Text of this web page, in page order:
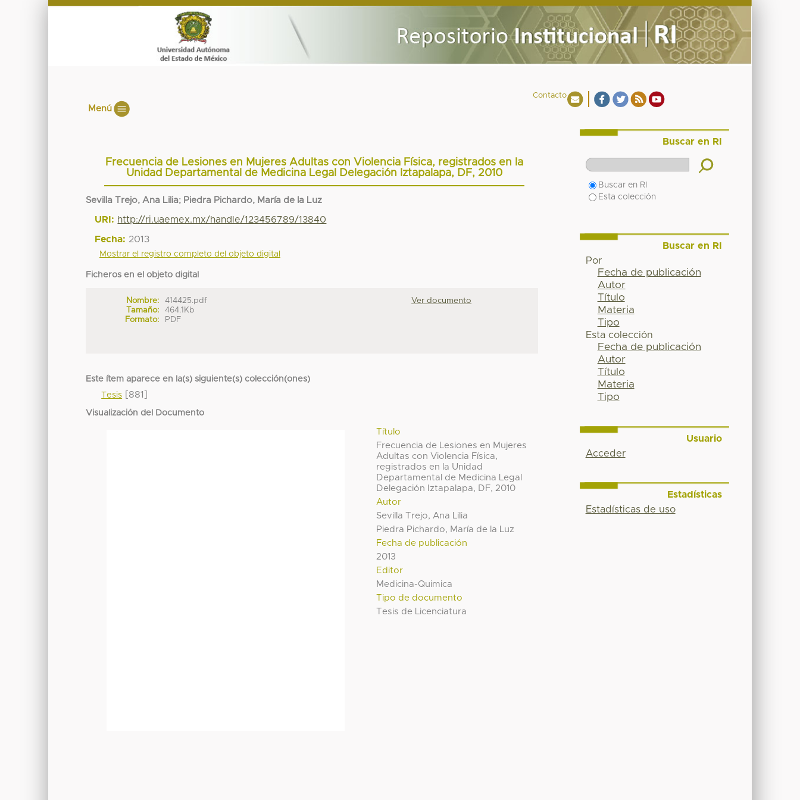
Contacto
Menú
Frecuencia de Lesiones en Mujeres Adultas con Violencia Física, registrados en la
Unidad Departamental de Medicina Legal Delegación Iztapalapa, DF, 2010
Sevilla Trejo, Ana Lilia; Piedra Pichardo, María de la Luz
URI: http://ri.uaemex.mx/handle/123456789/13840
Fecha: 2013
Mostrar el registro completo del objeto digital
Ficheros en el objeto digital
Nombre:
414425.pdf
Tamaño:
464.1Kb
Formato:
PDF
Ver documento
Este ítem aparece en la(s) siguiente(s) colección(ones)
Tesis [881]
Visualización del Documento
Título
Frecuencia de Lesiones en Mujeres
Adultas con Violencia Física,
registrados en la Unidad
Departamental de Medicina Legal
Delegación Iztapalapa, DF, 2010
Autor
Sevilla Trejo, Ana Lilia
Piedra Pichardo, María de la Luz
Fecha de publicación
2013
Editor
Medicina-Quimica
Tipo de documento
Tesis de Licenciatura
Buscar en RI
Buscar en RI
Esta colección
Buscar en RI
Por
Fecha de publicación
Autor
Título
Materia
Tipo
Esta colección
Fecha de publicación
Autor
Título
Materia
Tipo
Usuario
Acceder
Estadísticas
Estadísticas de uso